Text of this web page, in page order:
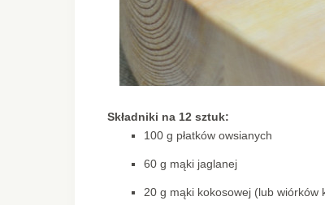
Składniki na 12 sztuk:
100 g płatków owsianych
60 g mąki jaglanej
20 g mąki kokosowej (lub wiórków